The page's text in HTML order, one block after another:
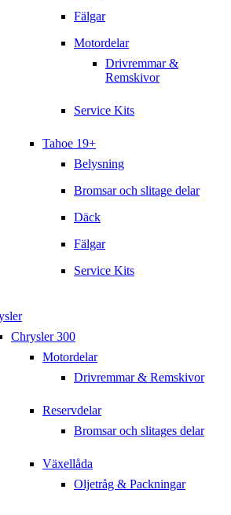
Fälgar
Motordelar
Drivremmar &
Remskivor
Service Kits
Tahoe 19+
Belysning
Bromsar och slitage delar
Däck
Fälgar
Service Kits
Chrysler 300
Motordelar
Drivremmar & Remskivor
Reservdelar
Bromsar och slitages delar
Växellåda
Oljetråg & Packningar